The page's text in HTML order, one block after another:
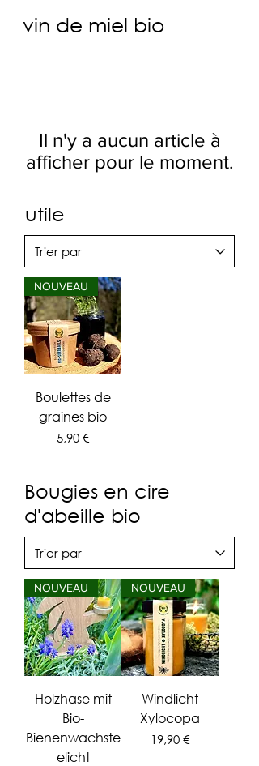
vin de miel bio
Il n'y a aucun article à
afficher pour le moment.
utile
NOUVEAU
Boulettes de
graines bio
Prix
5,90 €
Bougies en cire
d'abeille bio
NOUVEAU
Holzhase mit
Bio-
Bienenwachste
elicht
NOUVEAU
Windlicht
Xylocopa
Prix
19,90 €